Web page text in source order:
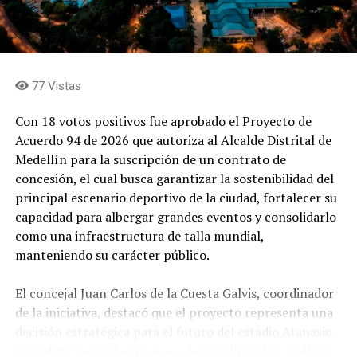
77 Vistas
Con 18 votos positivos fue aprobado el Proyecto de
Acuerdo 94 de 2026 que autoriza al Alcalde Distrital de
Medellín para la suscripción de un contrato de
concesión, el cual busca garantizar la sostenibilidad del
principal escenario deportivo de la ciudad, fortalecer su
capacidad para albergar grandes eventos y consolidarlo
como una infraestructura de talla mundial,
manteniendo su carácter público.
El concejal Juan Carlos de la Cuesta Galvis, coordinador
de la iniciativa, destacó que el proyecto representa una